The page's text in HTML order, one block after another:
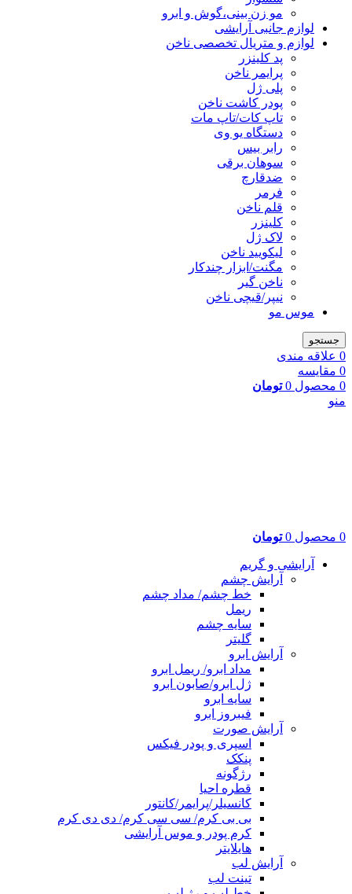
مو زن بینی،گوش و ابرو
لوازم جانبی آرایشی
لوازم و متریال تخصصی ناخن
پد کلینزر
پرایمر ناخن
پلی ژل
پودر کاشت ناخن
تاپ کات/تاپ مات
دستگاه یو وی
رابر بیس
سوهان برقی
ضدقارچ
فرمر
قلم ناخن
کلینزر
لاک ژل
لیکوييد ناخن
مگنت/ابزار چندکار
ناخن گیر
نیپر/قیچی ناخن
موس مو
جستجو
0 علاقه مندی
0 مقایسه
0 محصول 0 تومان
منو
0 محصول 0 تومان
آرایشی و گریم
آرایش چشم
خط چشم/ مداد چشم
ریمل
سایه چشم
گلیتر
آرایش ابرو
مداد ابرو/ ریمل ابرو
ژل ابرو/صابون ابرو
سایه ابرو
فیبروز ابرو
آرایش صورت
اسپری و پودر فیکس
پنکک
رژگونه
قطره احیا
کانسیلر/پرایمر/کانتور
بی بی کرم/ سی سی کرم/ دی دی کرم
کرم پودر و موس آرایشی
هایلایتر
آرایش لب
تینت لب